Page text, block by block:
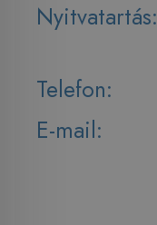
Nyitvatartás:
Telefon:
E-mail: